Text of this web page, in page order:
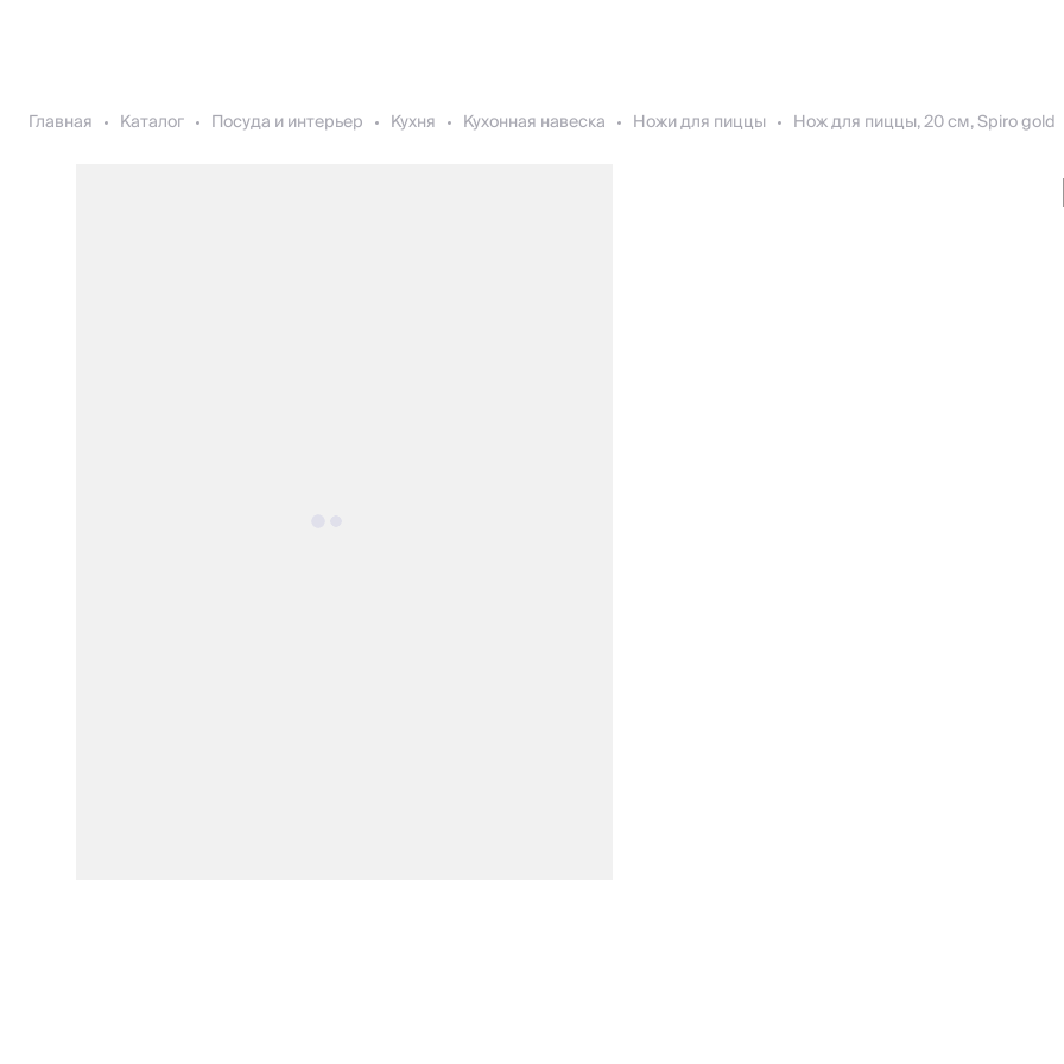
Главная Каталог Посуда и интерьер Кухня Кухонная навеска Ножи для пиццы Нож для пиццы, 20 см, Spiro gold